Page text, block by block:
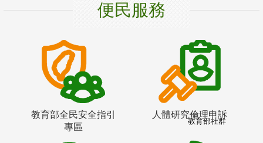
便民服務
教育部全民安全指引
專區
人體研究倫理申訴
教育部社群